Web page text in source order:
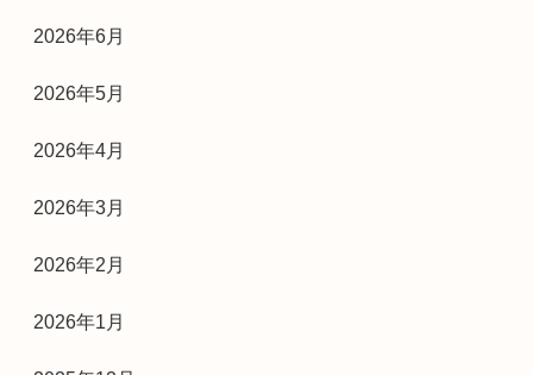
2026年6月
2026年5月
2026年4月
2026年3月
2026年2月
2026年1月